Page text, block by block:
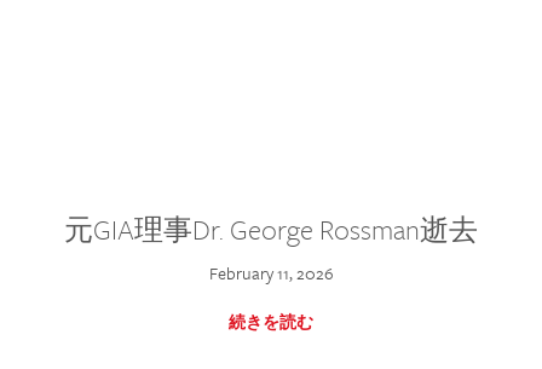
元GIA理事Dr. George Rossman逝去
February 11, 2026
続きを読む